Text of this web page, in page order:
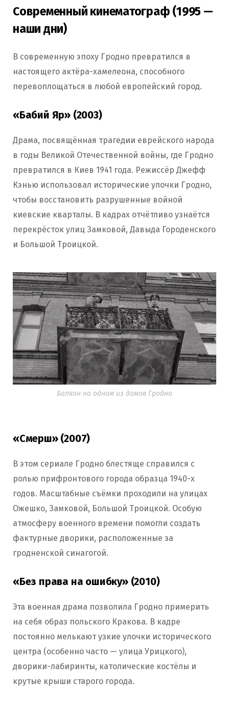
Современный кинематограф (1995 —
наши дни)
В современную эпоху Гродно превратился в
настоящего актёра-хамелеона, способного
перевоплощаться в любой европейский город.
«Бабий Яр» (2003)
Драма, посвящённая трагедии еврейского народа
в годы Великой Отечественной войны, где Гродно
превратился в Киев 1941 года. Режиссёр Джефф
Кэнью использовал исторические улочки Гродно,
чтобы восстановить разрушенные войной
киевские кварталы. В кадрах отчётливо узнаётся
перекрёсток улиц Замковой, Давыда Городенского
и Большой Троицкой.
Балкон на одном из домов Гродно
«Смерш» (2007)
В этом сериале Гродно блестяще справился с
ролью прифронтового города образца 1940-х
годов. Масштабные съёмки проходили на улицах
Ожешко, Замковой, Большой Троицкой. Особую
атмосферу военного времени помогли создать
фактурные дворики, расположенные за
гродненской синагогой.
«Без права на ошибку» (2010)
Эта военная драма позволила Гродно примерить
на себя образ польского Кракова. В кадре
постоянно мелькают узкие улочки исторического
центра (особенно часто — улица Урицкого),
дворики-лабиринты, католические костёлы и
крутые крыши старого города.